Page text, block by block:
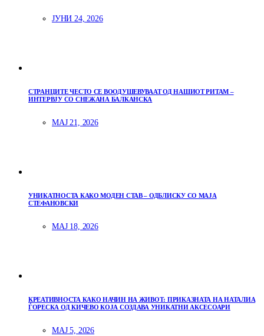
ЈУНИ 24, 2026
СТРАНЦИТЕ ЧЕСТО СЕ ВООДУШЕВУВААТ ОД НАШИОТ РИТАМ –
ИНТЕРВЈУ СО СНЕЖАНА БАЛКАНСКА
МАЈ 21, 2026
УНИКАТНОСТА КАКО МОДЕН СТАВ – ОДБЛИСКУ СО МАЈА
СТЕФАНОВСКИ
МАЈ 18, 2026
КРЕАТИВНОСТА КАКО НАЧИН НА ЖИВОТ: ПРИКАЗНАТА НА НАТАЛИА
ЃОРЕСКА ОД КИЧЕВО КОЈА СОЗДАВА УНИКАТНИ АКСЕСОАРИ
МАЈ 5, 2026